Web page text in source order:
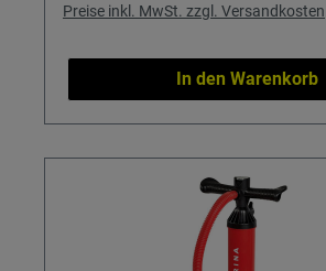
Preise inkl. MwSt. zzgl. Versandkosten
In den Warenkorb